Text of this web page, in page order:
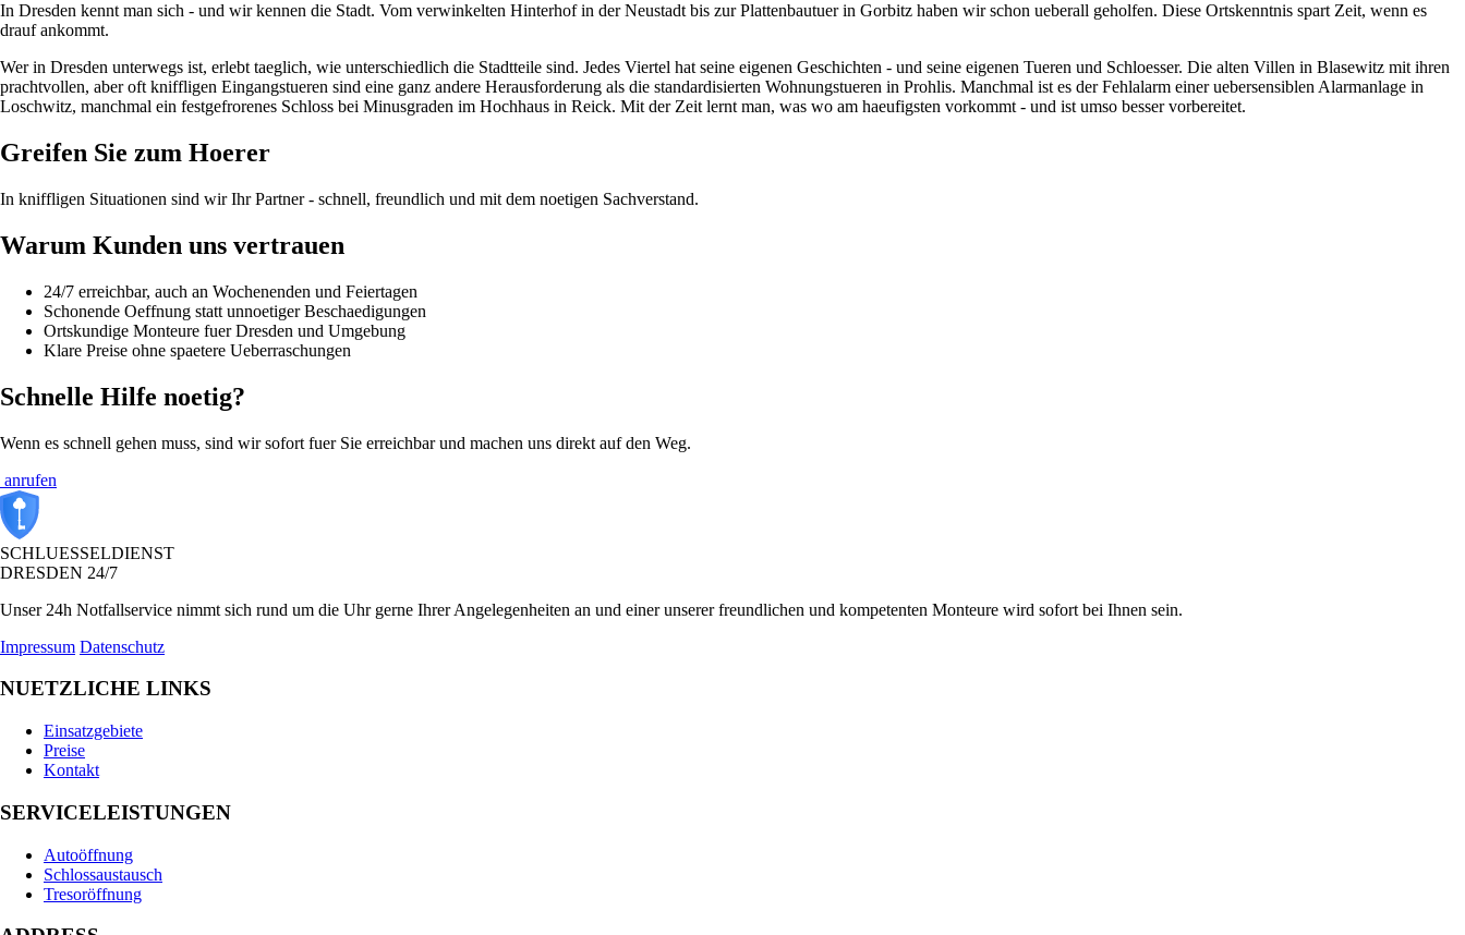
In Dresden kennt man sich - und wir kennen die Stadt. Vom verwinkelten Hinterhof in der Neustadt bis zur Plattenbautuer in Gorbitz haben wir schon ueberall geholfen. Diese Ortskenntnis spart Zeit, wenn es
drauf ankommt.
Wer in Dresden unterwegs ist, erlebt taeglich, wie unterschiedlich die Stadtteile sind. Jedes Viertel hat seine eigenen Geschichten - und seine eigenen Tueren und Schloesser. Die alten Villen in Blasewitz mit ihren
prachtvollen, aber oft kniffligen Eingangstueren sind eine ganz andere Herausforderung als die standardisierten Wohnungstueren in Prohlis. Manchmal ist es der Fehlalarm einer uebersensiblen Alarmanlage in
Loschwitz, manchmal ein festgefrorenes Schloss bei Minusgraden im Hochhaus in Reick. Mit der Zeit lernt man, was wo am haeufigsten vorkommt - und ist umso besser vorbereitet.
Greifen Sie zum Hoerer
In kniffligen Situationen sind wir Ihr Partner - schnell, freundlich und mit dem noetigen Sachverstand.
Warum Kunden uns vertrauen
24/7 erreichbar, auch an Wochenenden und Feiertagen
Schonende Oeffnung statt unnoetiger Beschaedigungen
Ortskundige Monteure fuer Dresden und Umgebung
Klare Preise ohne spaetere Ueberraschungen
Schnelle Hilfe noetig?
Wenn es schnell gehen muss, sind wir sofort fuer Sie erreichbar und machen uns direkt auf den Weg.
anrufen
SCHLUESSELDIENST
DRESDEN 24/7
Unser 24h Notfallservice nimmt sich rund um die Uhr gerne Ihrer Angelegenheiten an und einer unserer freundlichen und kompetenten Monteure wird sofort bei Ihnen sein.
Impressum Datenschutz
NUETZLICHE LINKS
Einsatzgebiete
Preise
Kontakt
SERVICELEISTUNGEN
Autoöffnung
Schlossaustausch
Tresoröffnung